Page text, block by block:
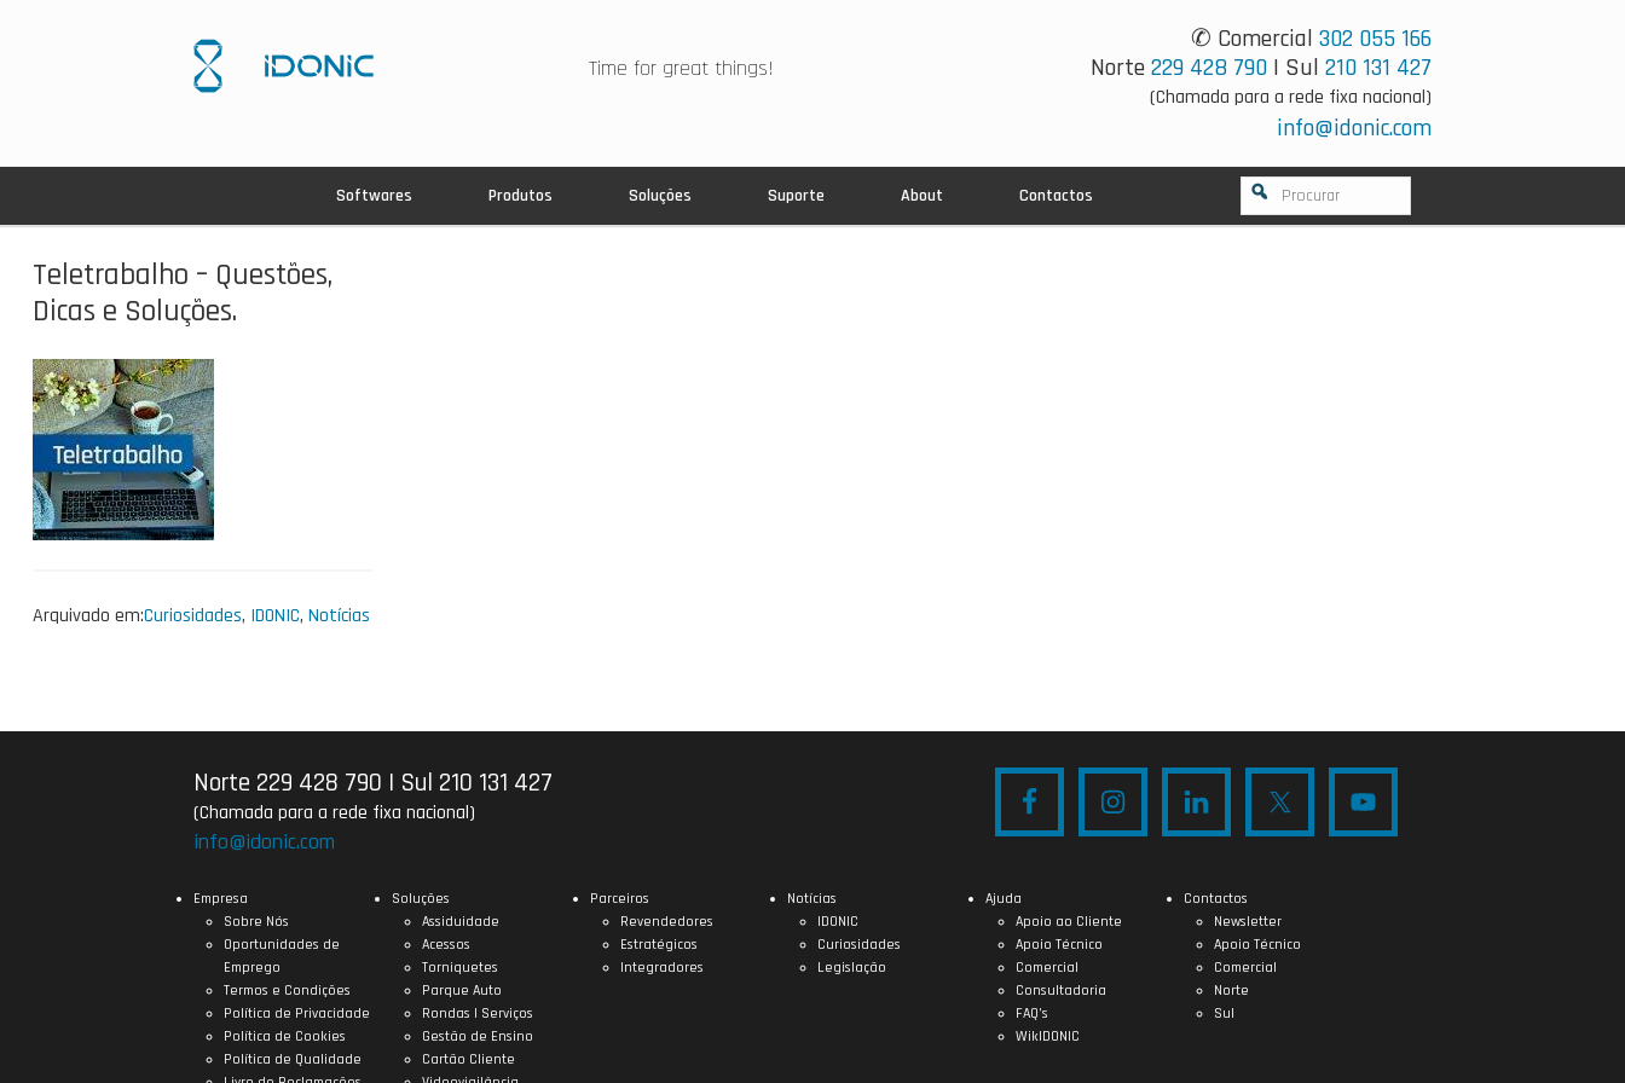
Time for great things!
✆ Comercial 302 055 166
Norte229 428 790 | Sul 210 131 427
(Chamada para a rede fixa nacional)
info@idonic.com
Softwares Produtos Soluções Suporte About Contactos
Teletrabalho – Questões,
Dicas e Soluções.
Arquivado em:Curiosidades, IDONIC, Notícias
Norte 229 428 790 | Sul 210 131 427
(Chamada para a rede fixa nacional)
info@idonic.com
Empresa
Sobre Nós
Oportunidades de
Emprego
Termos e Condições
Política de Privacidade
Política de Cookies
Política de Qualidade
Soluções
Assiduidade
Acessos
Torniquetes
Parque Auto
Rondas | Serviços
Gestão de Ensino
Cartão Cliente
Parceiros
Revendedores
Estratégicos
Integradores
Notícias
IDONIC
Curiosidades
Legislação
Ajuda
Apoio ao Cliente
Apoio Técnico
Comercial
Consultadoria
FAQ’s
WikIDONIC
Contactos
Newsletter
Apoio Técnico
Comercial
Norte
Sul